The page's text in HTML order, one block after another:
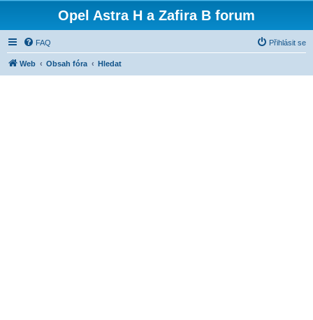
Opel Astra H a Zafira B forum
FAQ Přihlásit se
Web Obsah fóra Hledat